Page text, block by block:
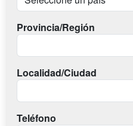
Provincia/Región
Localidad/Ciudad
Teléfono